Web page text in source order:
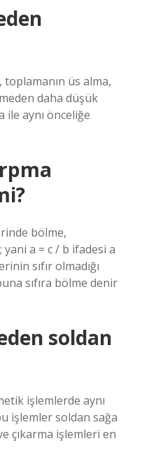
toplamanın üs alma,
daha düşük
ile aynı önceliğe
bölme,
a = c / b ifadesi a
sıfır olmadığı
sıfıra bölme denir
soldan
işlemlerde aynı
işlemler soldan sağa
çıkarma işlemleri en